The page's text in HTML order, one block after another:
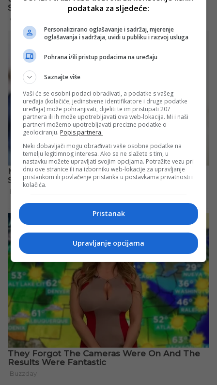
podataka za sljedeće:
Personalizirano oglašavanje i sadržaj, mjerenje
oglašavanja i sadržaja, uvidi u publiku i razvoj usluga
Pohrana i/ili pristup podacima na uređaju
Saznajte više
Vaši će se osobni podaci obrađivati, a podatke s vašeg
uređaja (kolačiće, jedinstvene identifikatore i druge podatke
uređaja) može pohranjivati, dijeliti te im pristupati 207
partnera ili ih može upotrebljavati ova web-lokacija. Mi i naši
partneri možemo upotrebljavati precizne podatke o
geolociranju. Popis partnera.
Neki dobavljači mogu obrađivati vaše osobne podatke na
temelju legitimnog interesa. Ako se ne slažete s tim, u
nastavku možete upravljati svojim opcijama. Potražite vezu pri
dnu ove stranice ili na izborniku web-lokacije za upravljanje
pristankom ili povlačenje pristanka u postavkama privatnosti i
kolačića.
Pristanak
Upravljanje opcijama